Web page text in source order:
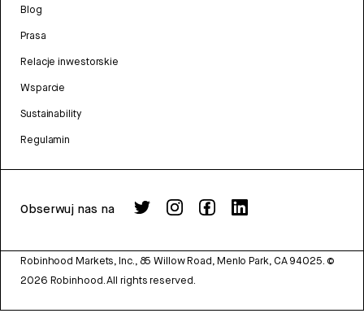
Blog
Prasa
Relacje inwestorskie
Wsparcie
Sustainability
Regulamin
Obserwuj nas na
Robinhood Markets, Inc., 85 Willow Road, Menlo Park, CA 94025. ©
2026 Robinhood. All rights reserved.